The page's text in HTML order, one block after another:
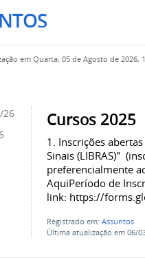
em Quarta, 05 de Agosto de 2026,
Cursos 2025
1. Inscrições
Sinais (LIBRAS)"
preferencialmente
AquiPeríodo de
link: https://
Registrado em:Assuntos
Última atualização em 06/
26